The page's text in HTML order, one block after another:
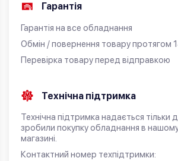
Гарантія
Гарантія на все обладнання
Обмін / повернення товару протягом
Перевірка товару перед відправкою
Технічна підтримка
Технічна підтримка надається тільки
зробили покупку обладнання в
магазині.
Контактний номер техпідтримки: